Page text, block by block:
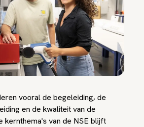
vooral de begeleiding, de
en de kwaliteit van de
kernthema's van de NSE blijft